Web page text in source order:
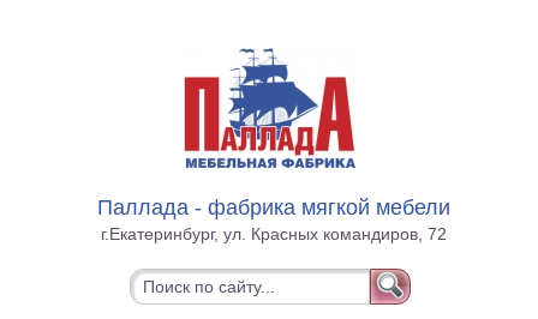
Паллада - фабрика мягкой мебели
г.Екатеринбург, ул. Красных командиров, 72